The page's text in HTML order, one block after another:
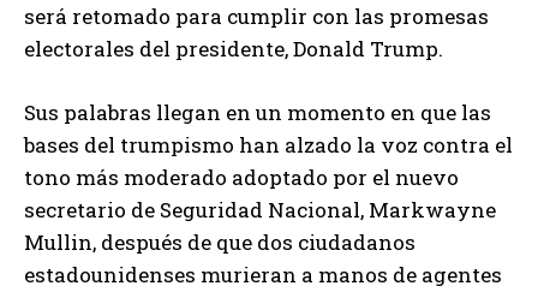
será retomado para cumplir con las promesas
electorales del presidente, Donald Trump.
Sus palabras llegan en un momento en que las
bases del trumpismo han alzado la voz contra el
tono más moderado adoptado por el nuevo
secretario de Seguridad Nacional, Markwayne
Mullin, después de que dos ciudadanos
estadounidenses murieran a manos de agentes